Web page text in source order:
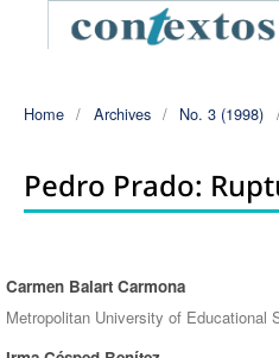
Home / Archives / No. 3 (1998)
Pedro Prado:
Authors
Carmen Balart Carmona
Metropolitan University of Educational